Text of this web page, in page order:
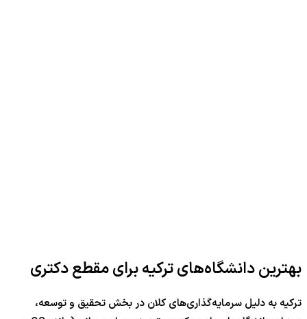
بهترین دانشگاه‌های ترکیه برای مقطع دکتری
ترکیه به دلیل سرمایه‌گذاری‌های کلان در بخش تحقیق و توسعه،